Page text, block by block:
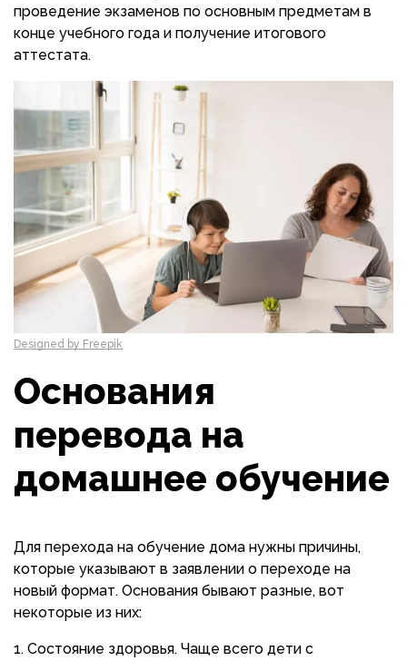
проведение экзаменов по основным предметам в
конце учебного года и получение итогового
аттестата.
Designed by Freepik
Основания
перевода на
домашнее обучение
Для перехода на обучение дома нужны причины,
которые указывают в заявлении о переходе на
новый формат. Основания бывают разные, вот
некоторые из них:
Состояние здоровья. Чаще всего дети с